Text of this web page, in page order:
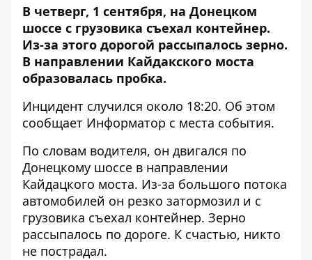
В четверг, 1 сентября, на Донецком
шоссе с грузовика съехал контейнер.
Из-за этого дорогой рассыпалось зерно.
В направлении Кайдакского моста
образовалась пробка.
Инцидент случился около 18:20. Об этом
сообщает Информатор с места события.
По словам водителя, он двигался по
Донецкому шоссе в направлении
Кайдацкого моста. Из-за большого потока
автомобилей он резко затормозил и с
грузовика съехал контейнер. Зерно
рассыпалось по дороге. К счастью, никто
не пострадал.